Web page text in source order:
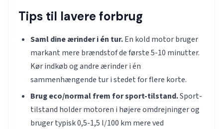
Tips til lavere forbrug
Saml dine ærinder i én tur.En kold motor bruger
markant mere brændstof de første 5-10 minutter.
Kør indkøb og andre ærinder i én
sammenhængende tur i stedet for flere korte.
Brug eco/normal frem for sport-tilstand.Sport-
tilstand holder motoren i højere omdrejninger og
bruger typisk 0,5-1,5 l/100 km mere ved